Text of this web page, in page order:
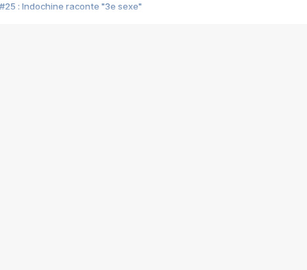
#25 : Indochine raconte "3e sexe"